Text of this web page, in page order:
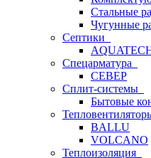
Стальные
Чугунные
Септики
Спецарматура
СЕВЕР
Сплит-системы
Бытовые
BALLU
VOLCANO
Теплоизоляция